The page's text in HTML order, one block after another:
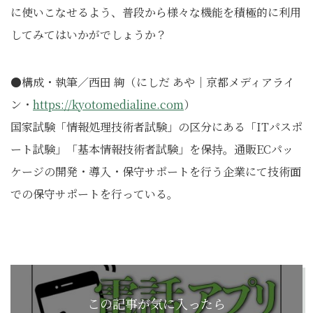
に使いこなせるよう、普段から様々な機能を積極的に利用
してみてはいかがでしょうか？
●構成・執筆／西田 絢（にしだ あや｜京都メディアライ
ン・ https://kyotomedialine.com）
国家試験「情報処理技術者試験」の区分にある「ITパスポ
ート試験」「基本情報技術者試験」を保持。通販ECパッ
ケージの開発・導入・保守サポートを行う企業にて技術面
での保守サポートを行っている。
この記事が気に入ったら